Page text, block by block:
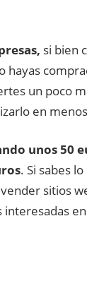
si bien
hayas
un poco
en
unos 50
. Si sabes
sitios
interesadas